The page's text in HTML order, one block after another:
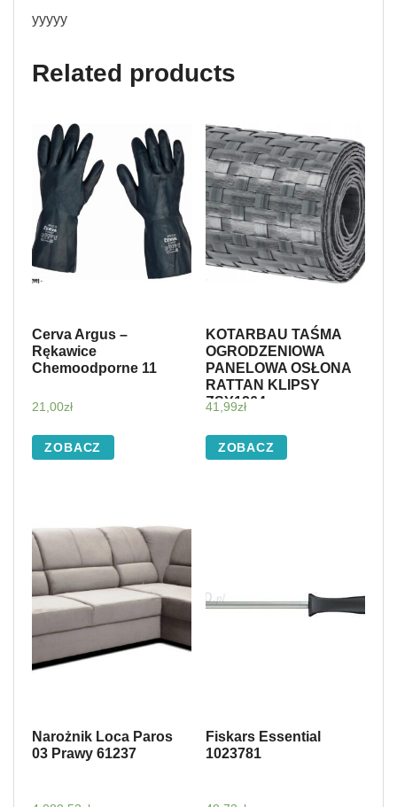
yyyyy
Related products
Cerva Argus –
Rękawice
Chemoodporne 11
21,00zł
ZOBACZ
KOTARBAU TAŚMA
OGRODZENIOWA
PANELOWA OSŁONA
RATTAN KLIPSY
ZSY1264
41,99zł
ZOBACZ
Narożnik Loca Paros
03 Prawy 61237
Fiskars Essential
1023781